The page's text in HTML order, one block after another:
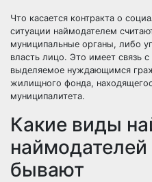
Что касается контракта о
ситуации наймодателем
муниципальные органы, либо
власть лицо. Это имеет связь
выделяемое нуждающимся
жилищного фонда,
муниципалитета.
Какие виды
бывают